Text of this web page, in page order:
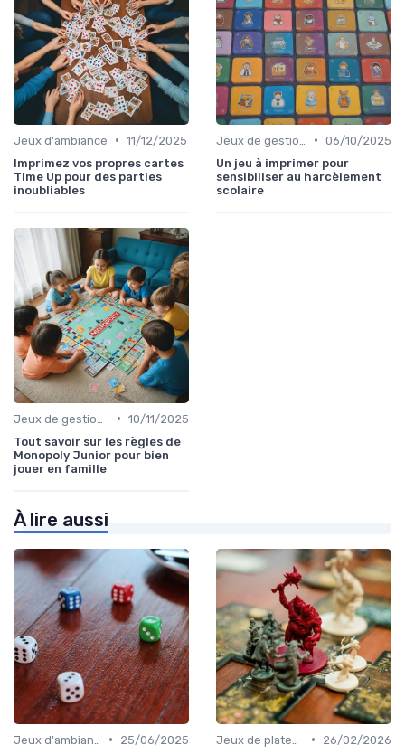
Jeux d'ambiance • 11/12/2025
Imprimez vos propres cartes
Time Up pour des parties
inoubliables
• 06/10/2025
Un jeu à imprimer pour
sensibiliser au harcèlement
scolaire
• 10/11/2025
Tout savoir sur les règles de
Monopoly Junior pour bien
jouer en famille
À lire aussi
•
25/06/2025
•
26/02/2026